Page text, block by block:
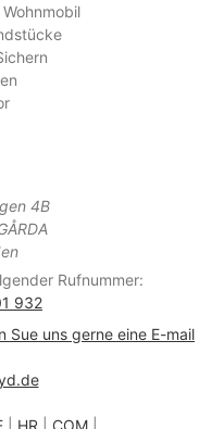
4B
Rufnummer:
932
Sue uns gerne eine E-mail
HR COM